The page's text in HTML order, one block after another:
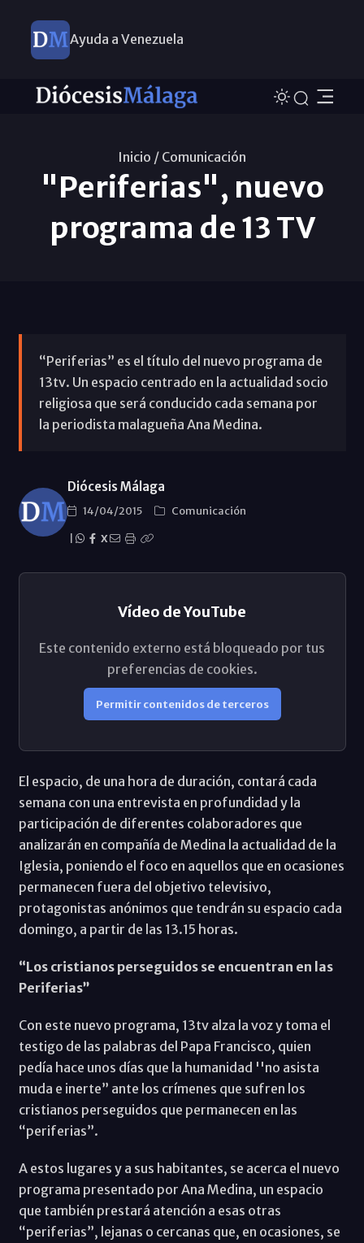
Ayuda a Venezuela
Inicio / Comunicación
"Periferias", nuevo
programa de 13 TV
“Periferias” es el título del nuevo programa de
13tv. Un espacio centrado en la actualidad socio
religiosa que será conducido cada semana por
la periodista malagueña Ana Medina.
Diócesis Málaga
14/04/2015
Comunicación
X
Vídeo de YouTube
Este contenido externo está bloqueado por tus
preferencias de cookies.
Permitir contenidos de terceros
El espacio, de una hora de duración, contará cada
semana con una entrevista en profundidad y la
participación de diferentes colaboradores que
analizarán en compañía de Medina la actualidad de la
Iglesia, poniendo el foco en aquellos que en ocasiones
permanecen fuera del objetivo televisivo,
protagonistas anónimos que tendrán su espacio cada
domingo, a partir de las 13.15 horas.
“Los cristianos perseguidos se encuentran en las
Periferias”
Con este nuevo programa, 13tv alza la voz y toma el
testigo de las palabras del Papa Francisco, quien
pedía hace unos días que la humanidad ''no asista
muda e inerte” ante los crímenes que sufren los
cristianos perseguidos que permanecen en las
“periferias”.
A estos lugares y a sus habitantes, se acerca el nuevo
programa presentado por Ana Medina, un espacio
que también prestará atención a esas otras
“periferias”, lejanas o cercanas que, en ocasiones, se